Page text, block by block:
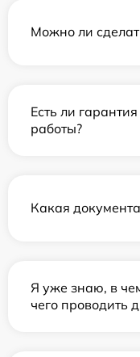
Можно ли
Есть ли
работы?
Какая
Я уже знаю, в
чего проводить